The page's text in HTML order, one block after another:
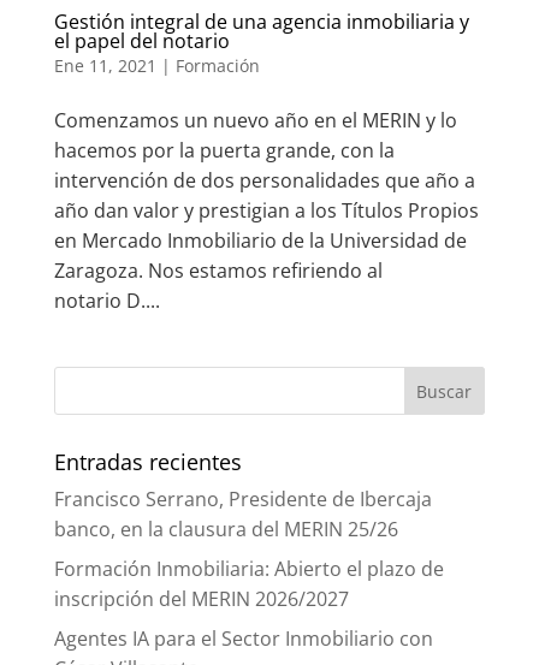
Gestión integral de una agencia inmobiliaria y
el papel del notario
Ene 11, 2021 | Formación
Comenzamos un nuevo año en el MERIN y lo
hacemos por la puerta grande, con la
intervención de dos personalidades que año a
año dan valor y prestigian a los Títulos Propios
en Mercado Inmobiliario de la Universidad de
Zaragoza. Nos estamos refiriendo al
notario D....
Entradas recientes
Francisco Serrano, Presidente de Ibercaja
banco, en la clausura del MERIN 25/26
Formación Inmobiliaria: Abierto el plazo de
inscripción del MERIN 2026/2027
Agentes IA para el Sector Inmobiliario con